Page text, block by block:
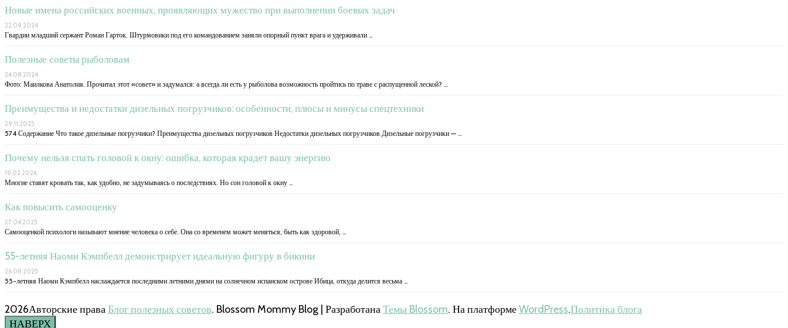
Новые имена российских военных, проявляющих мужество при выполнении боевых задач
22.09.2024
Гвардии младший сержант Роман Гарток. Штурмовики под его командованием заняли опорный пункт врага и удерживали …
Полезные советы рыболовам
24.08.2024
Фото: Маилкова Анатолия. Прочитал этот «совет» и задумался: а всегда ли есть у рыболова возможность пройтись по траве с распущенной леской? …
Преимущества и недостатки дизельных погрузчиков: особенности, плюсы и минусы спецтехники
29.11.2025
574 Содержание Что такое дизельные погрузчики? Преимущества дизельных погрузчиков Недостатки дизельных погрузчиков Дизельные погрузчики — …
Почему нельзя спать головой к окну: ошибка, которая крадет вашу энергию
19.02.2026
Многие ставят кровать так, как удобно, не задумываясь о последствиях. Но сон головой к окну …
Как повысить самооценку
27.04.2025
Самооценкой психологи называют мнение человека о себе. Она со временем может меняться, быть как здоровой, …
55-летняя Наоми Кэмпбелл демонстрирует идеальную фигуру в бикини
26.08.2025
55-летняя Наоми Кэмпбелл наслаждается последними летними днями на солнечном испанском острове Ибица, откуда делится весьма …
2026Авторские праваБлог полезных советов. Blossom Mommy Blog | РазработанаТемы Blossom. На платформеWordPress.Политика блога
НАВЕРХ